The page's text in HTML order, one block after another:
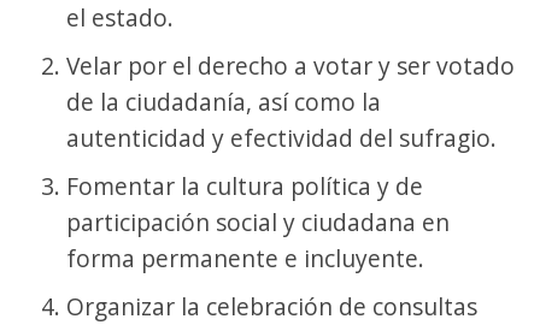
el estado.
Velar por el derecho a votar y ser votado
de la ciudadanía, así como la
autenticidad y efectividad del sufragio.
Fomentar la cultura política y de
participación social y ciudadana en
forma permanente e incluyente.
Organizar la celebración de consultas